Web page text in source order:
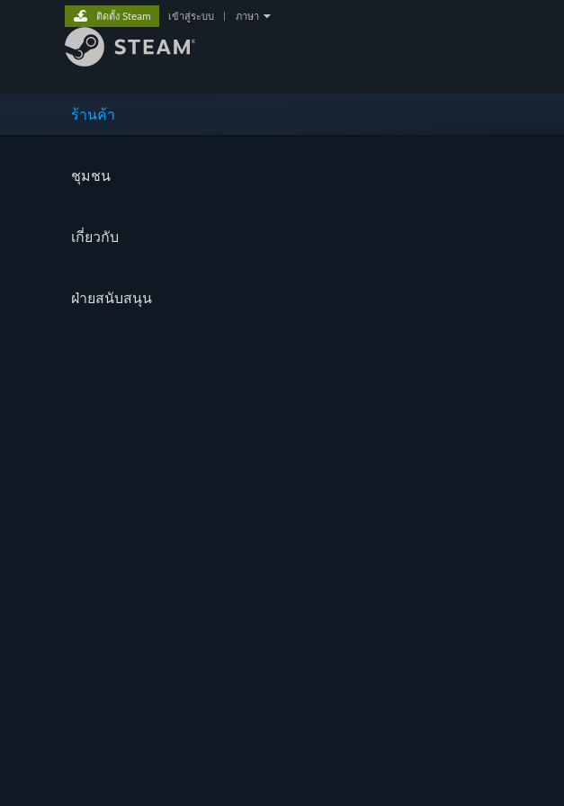
ร้านค้า
ชุมชน
เกี่ยวกับ
ฝ่ายสนับสนุน
ติดตั้ง Steam เข้าสู่ระบบ ภาษา